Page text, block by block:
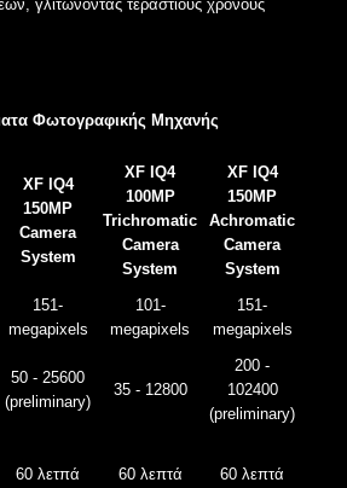
γλιτώνοντας τεράστιους χρόνους
Φωτογραφικής Μηχανής
XF IQ4
150MP
Camera
System
XF IQ4
100MP
Trichromatic
Camera
System
XF IQ4
150MP
Achromatic
Camera
System
151-
megapixels
101-
megapixels
151-
megapixels
50 - 25600
(preliminary)
35 - 12800
200 -
102400
(preliminary)
60 λετπά 60 λεπτά 60 λεπτά